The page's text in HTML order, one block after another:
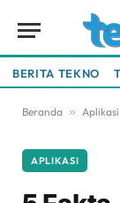
BERITA TEKNO
Beranda » Aplikasi
APLIKASI